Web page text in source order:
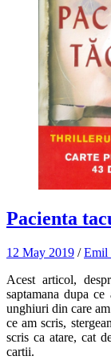
Pacienta
12 May 2019 /Emil
Acest articol,
saptamana dupa
unghiuri din care
ce am scris,
scris ca atare, cat
cartii.